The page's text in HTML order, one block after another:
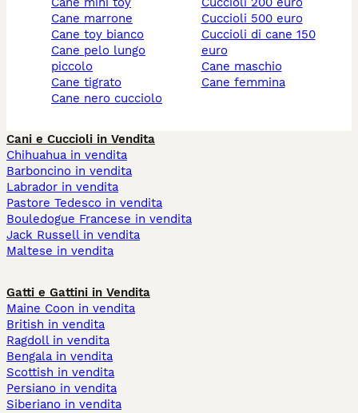
cane marrone
cane toy bianco
cane pelo lungo
piccolo
cane tigrato
cane nero cucciolo
cuccioli 500 euro
cuccioli di cane 150
euro
cane maschio
cane femmina
Cani e Cuccioli in Vendita
Chihuahua in vendita
Barboncino in vendita
Labrador in vendita
Pastore Tedesco in vendita
Bouledogue Francese in vendita
Jack Russell in vendita
Maltese in vendita
Gatti e Gattini in Vendita
Maine Coon in vendita
British in vendita
Ragdoll in vendita
Bengala in vendita
Scottish in vendita
Persiano in vendita
Siberiano in vendita